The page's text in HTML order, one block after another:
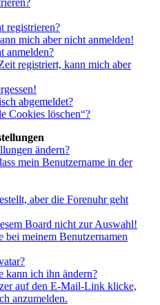
registrieren?
mich aber nicht anmelden!
anmelden?
registriert, kann mich aber
abgemeldet?
Cookies löschen“?
ändern?
mein Benutzername in der
aber die Forenuhr geht
Board nicht zur Auswahl!
bei meinem Benutzernamen
kann ich ihn ändern?
auf den E-Mail-Link klicke,
anzumelden.